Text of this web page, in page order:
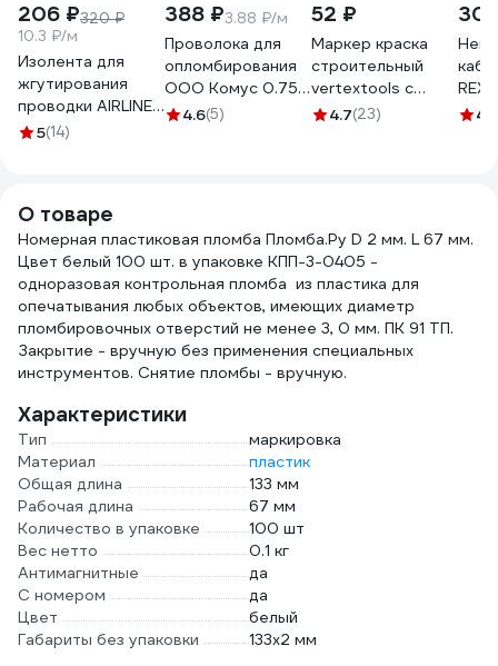
206 ₽320 ₽
10.3 ₽/м
Изолента для
жгутирования
проводки AIRLINE
19 мм, 20 м,
ADPT003
5(14)
388 ₽3.88 ₽/м
Проволока для
опломбирования
ООО Комус 0.75
мм, намотка 100 м
4.6(5)
52 ₽
Маркер краска
строительный
vertextools с
длинным
4.7(23) 4.7
О товаре
Номерная пластиковая пломба Пломба.Ру D 2 мм. L 67 мм.
Цвет белый 100 шт. в упаковке КПП-3-0405 -
одноразовая контрольная пломба из пластика для
опечатывания любых объектов, имеющих диаметр
пломбировочных отверстий не менее 3, 0 мм. ПК 91 ТП.
Закрытие - вручную без применения специальных
инструментов. Снятие пломбы - вручную.
Характеристики
Тип
маркировка
Материал
пластик
Общая длина
133 мм
Рабочая длина
67 мм
Количество в упаковке
100 шт
Вес нетто
0.1 кг
Антимагнитные
да
С номером
да
Цвет
белый
Габариты без упаковки
133х2 мм